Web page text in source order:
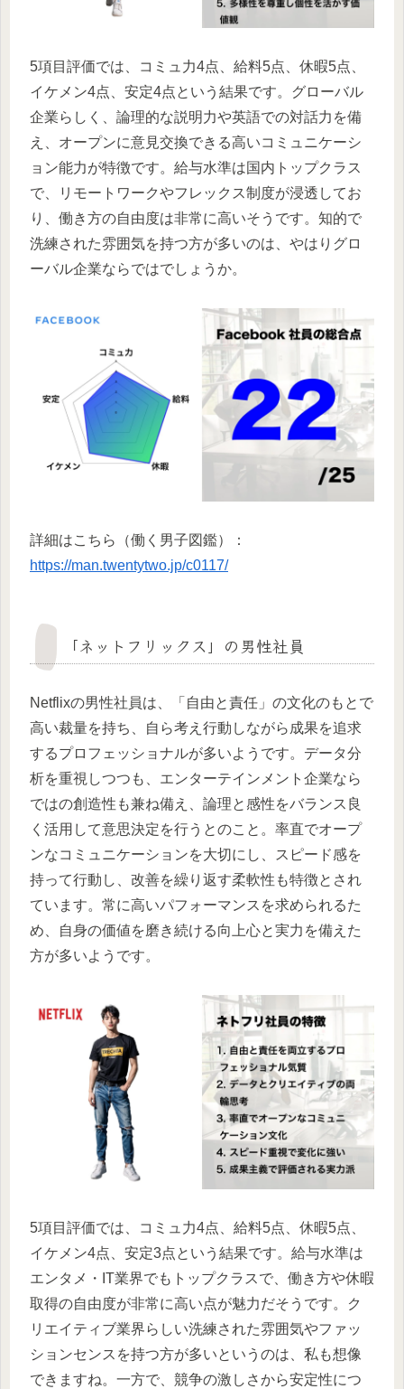
5項目評価では、コミュ力4点、給料5点、休暇5点、
イケメン4点、安定4点という結果です。グローバル
企業らしく、論理的な説明力や英語での対話力を備
え、オープンに意見交換できる高いコミュニケーシ
ョン能力が特徴です。給与水準は国内トップクラス
で、リモートワークやフレックス制度が浸透してお
り、働き方の自由度は非常に高いそうです。知的で
洗練された雰囲気を持つ方が多いのは、やはりグロ
ーバル企業ならではでしょうか。
詳細はこちら（働く男子図鑑）：
https://man.twentytwo.jp/c0117/
「ネットフリックス」の男性社員
Netflixの男性社員は、「自由と責任」の文化のもとで
高い裁量を持ち、自ら考え行動しながら成果を追求
するプロフェッショナルが多いようです。データ分
析を重視しつつも、エンターテインメント企業なら
ではの創造性も兼ね備え、論理と感性をバランス良
く活用して意思決定を行うとのこと。率直でオープ
ンなコミュニケーションを大切にし、スピード感を
持って行動し、改善を繰り返す柔軟性も特徴とされ
ています。常に高いパフォーマンスを求められるた
め、自身の価値を磨き続ける向上心と実力を備えた
方が多いようです。
5項目評価では、コミュ力4点、給料5点、休暇5点、
イケメン4点、安定3点という結果です。給与水準は
エンタメ・IT業界でもトップクラスで、働き方や休暇
取得の自由度が非常に高い点が魅力だそうです。ク
リエイティブ業界らしい洗練された雰囲気やファッ
ションセンスを持つ方が多いというのは、私も想像
できますね。一方で、競争の激しさから安定性につ